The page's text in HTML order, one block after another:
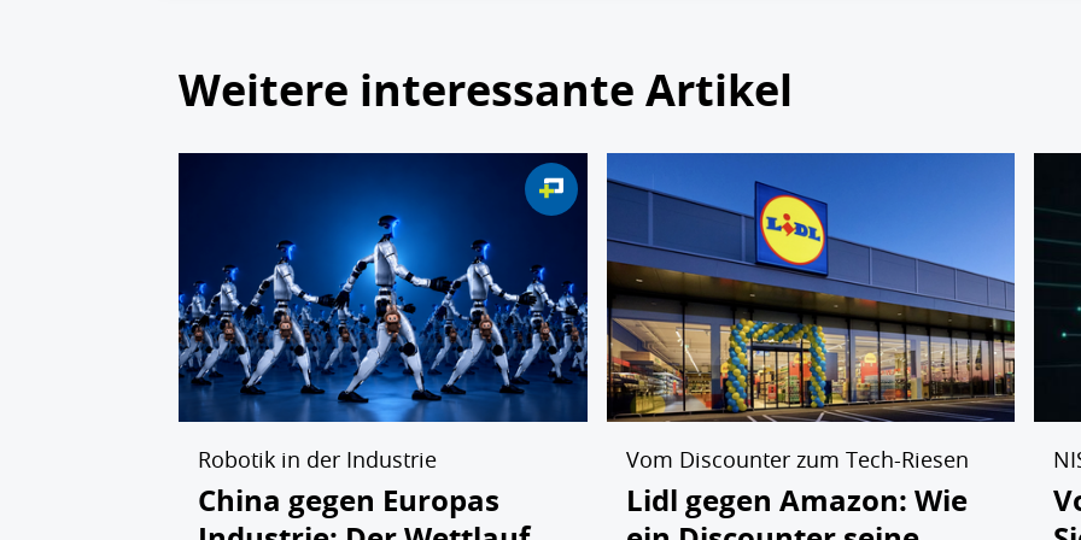
Weitere interessante Artikel
Robotik in der Industrie
China gegen Europas
Vom Discounter zum Tech-Riesen
Lidl gegen Amazon: Wie